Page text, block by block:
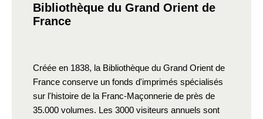
Bibliothèque du Grand Orient de
France
Créée en 1838, la Bibliothèque du Grand Orient de
France conserve un fonds d'imprimés spécialisés
sur l'histoire de la Franc-Maçonnerie de près de
35.000 volumes. Les 3000 visiteurs annuels sont